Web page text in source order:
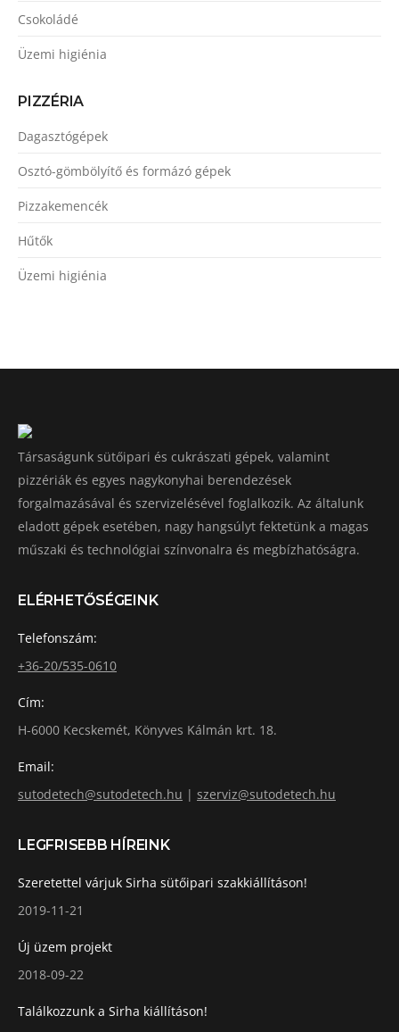
Csokoládé
Üzemi higiénia
PIZZÉRIA
Dagasztógépek
Osztó-gömbölyítő és formázó gépek
Pizzakemencék
Hűtők
Üzemi higiénia
Társaságunk sütőipari és cukrászati gépek, valamint
pizzériák és egyes nagykonyhai berendezések
forgalmazásával és szervizelésével foglalkozik. Az általunk
eladott gépek esetében, nagy hangsúlyt fektetünk a magas
műszaki és technológiai színvonalra és megbízhatóságra.
ELÉRHETŐSÉGEINK
Telefonszám:
+36-20/535-0610
Cím:
H-6000 Kecskemét, Könyves Kálmán krt. 18.
Email:
sutodetech@sutodetech.hu | szerviz@sutodetech.hu
LEGFRISEBB HÍREINK
Szeretettel várjuk Sirha sütőipari szakkiállításon!
2019-11-21
Új üzem projekt
2018-09-22
Találkozzunk a Sirha kiállításon!